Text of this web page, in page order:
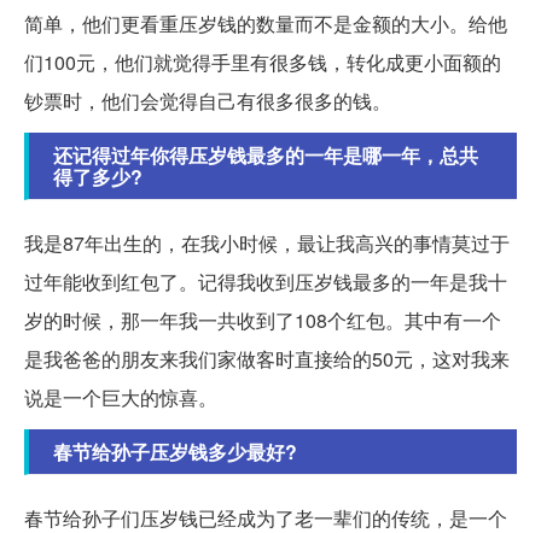
简单，他们更看重压岁钱的数量而不是金额的大小。给他
们100元，他们就觉得手里有很多钱，转化成更小面额的
钞票时，他们会觉得自己有很多很多的钱。
还记得过年你得压岁钱最多的一年是哪一年，总共
得了多少?
我是87年出生的，在我小时候，最让我高兴的事情莫过于
过年能收到红包了。记得我收到压岁钱最多的一年是我十
岁的时候，那一年我一共收到了108个红包。其中有一个
是我爸爸的朋友来我们家做客时直接给的50元，这对我来
说是一个巨大的惊喜。
春节给孙子压岁钱多少最好?
春节给孙子们压岁钱已经成为了老一辈们的传统，是一个